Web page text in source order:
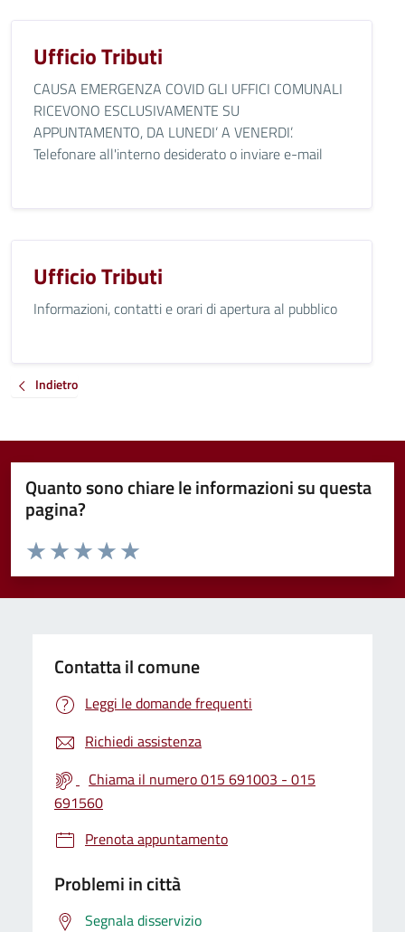
Ufficio Tributi
CAUSA EMERGENZA COVID GLI UFFICI COMUNALI
RICEVONO ESCLUSIVAMENTE SU
APPUNTAMENTO, DA LUNEDI’ A VENERDI’.
Telefonare all'interno desiderato o inviare e-mail
Ufficio Tributi
Informazioni, contatti e orari di apertura al pubblico
Indietro
Quanto sono chiare le informazioni su questa
pagina?
Valuta da 1 a 5 stelle la pagina
Valuta 5 stelle su 5
Valuta 4 stelle su 5
Valuta 3 stelle su 5
Valuta 2 stelle su 5
Valuta 1 stelle su 5
Contatta il comune
Leggi le domande frequenti
Richiedi assistenza
Chiama il numero 015 691003 - 015
691560
Prenota appuntamento
Problemi in città
Segnala disservizio